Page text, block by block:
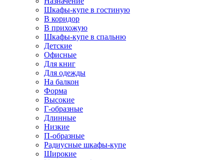
Шкафы-купе в гостиную
В коридор
В прихожую
Шкафы-купе в спальню
Детские
Офисные
Для книг
Для одежды
На балкон
Форма
Высокие
Г-образные
Длинные
Низкие
П-образные
Радиусные шкафы-купе
Широкие